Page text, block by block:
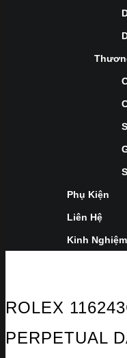
Phụ Kiện
Liên Hệ
Kinh Nghiệm
ROLEX
PERPETUAL